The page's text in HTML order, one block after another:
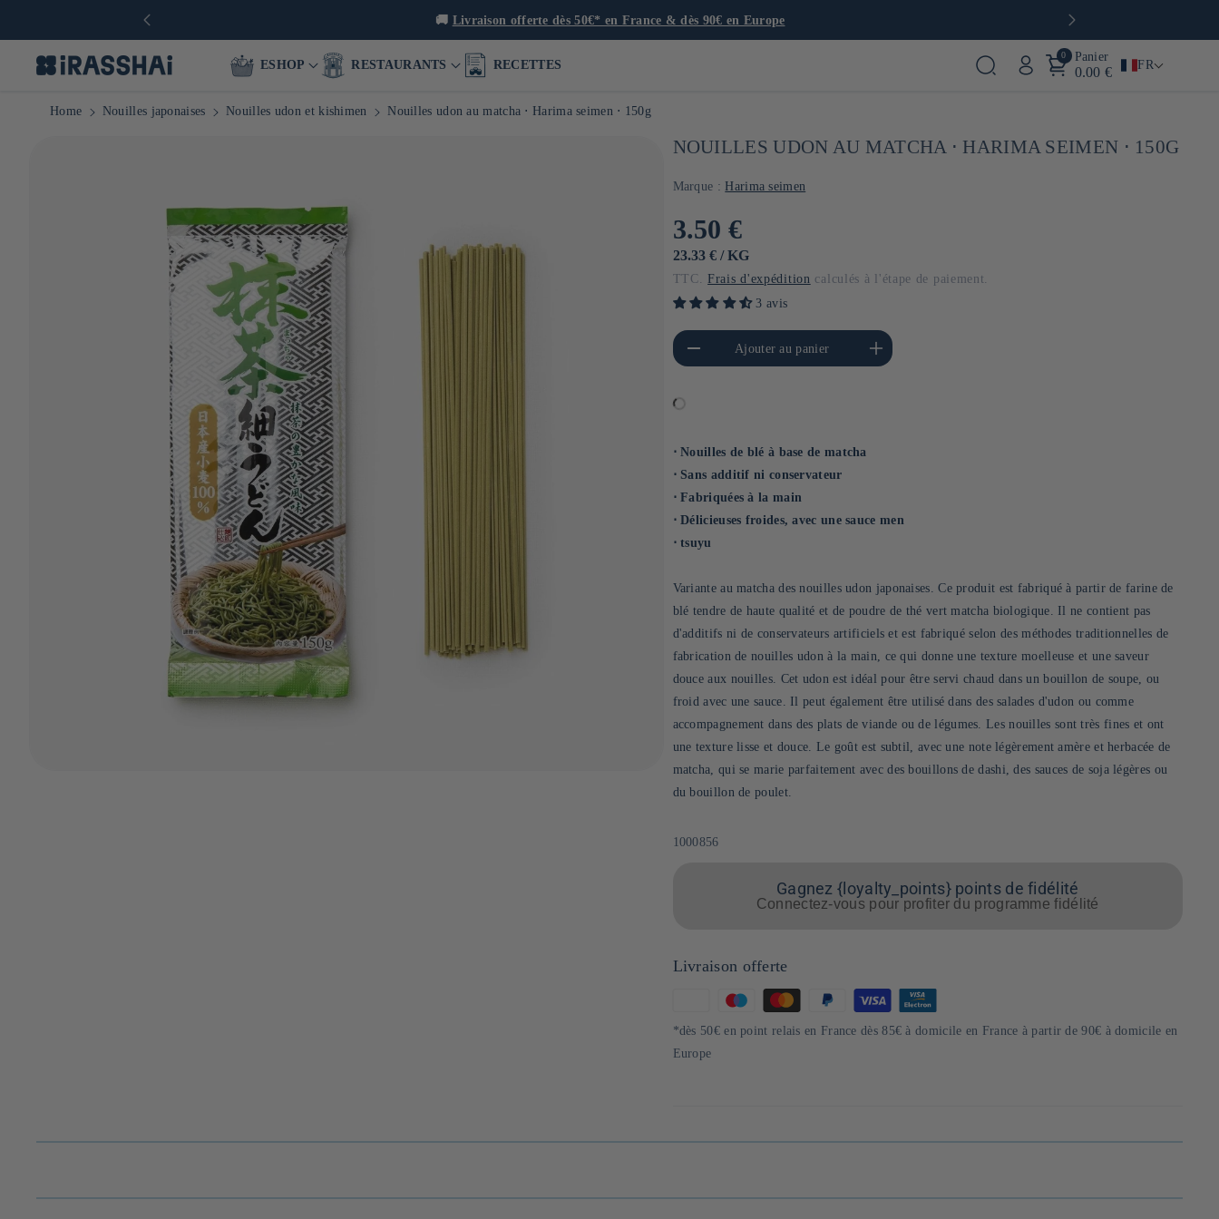
🍙 Restaurants, boutique & café à Paris
ESHOP RESTAURANTS RECETTES
0 Panier
0.00 € FR
Home Nouilles japonaises Nouilles udon et kishimen Nouilles udon au matcha ⋅ Harima seimen ⋅ 150g
NOUILLES UDON AU MATCHA ⋅ HARIMA SEIMEN ⋅ 150G
Marque : Harima seimen
Prix
habituel
3.50 €
PRIX
23.33 € / PAR
KG
TTC. Frais d'expédition calculés à l'étape de paiement.
3 avis
Réduire la quantité de Default
Title
Ajouter au panier
Augmenter la quantité de
Default Title
⋅ Nouilles de blé à base de matcha
⋅ Sans additif ni conservateur
⋅ Fabriquées à la main
⋅ Délicieuses froides, avec une sauce men
⋅ tsuyu
Variante au matcha des nouilles udon japonaises. Ce produit est fabriqué à partir de farine de
blé tendre de haute qualité et de poudre de thé vert matcha biologique. Il ne contient pas
d'additifs ni de conservateurs artificiels et est fabriqué selon des méthodes traditionnelles de
fabrication de nouilles udon à la main, ce qui donne une texture moelleuse et une saveur
douce aux nouilles. Cet udon est idéal pour être servi chaud dans un bouillon de soupe, ou
froid avec une sauce. Il peut également être utilisé dans des salades d'udon ou comme
accompagnement dans des plats de viande ou de légumes. Les nouilles sont très fines et ont
une texture lisse et douce. Le goût est subtil, avec une note légèrement amère et herbacée de
matcha, qui se marie parfaitement avec des bouillons de dashi, des sauces de soja légères ou
du bouillon de poulet.
SKU:
1000856
Gagnez {loyalty_points} points de fidélité
Connectez-vous pour profiter du programme fidélité
Livraison offerte
de
paiement
*dès 50€ en point relais en France dès 85€ à domicile en France à partir de 90€ à domicile en
Europe